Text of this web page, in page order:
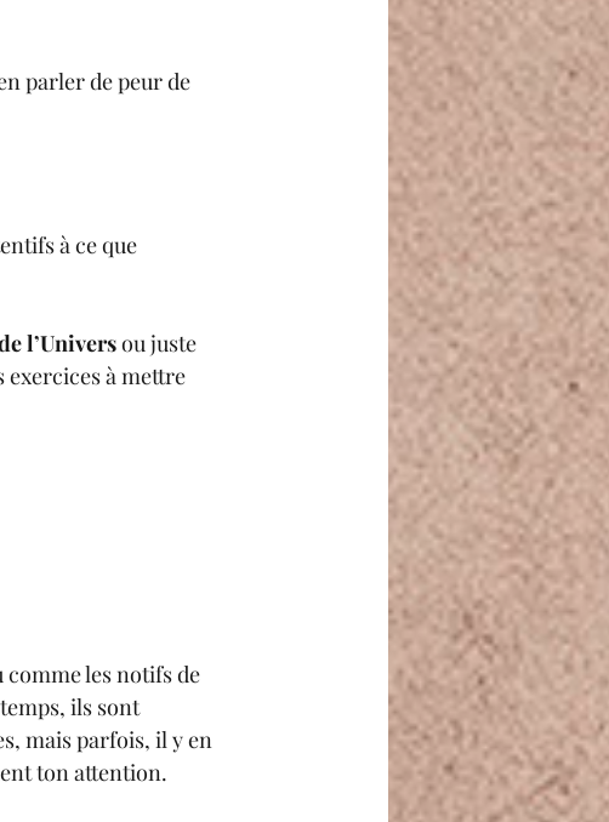
parler de peur de
à ce que
l’Univers ou juste
exercices à mettre
comme les notifs de
ils sont
mais parfois, il y en
ton attention.